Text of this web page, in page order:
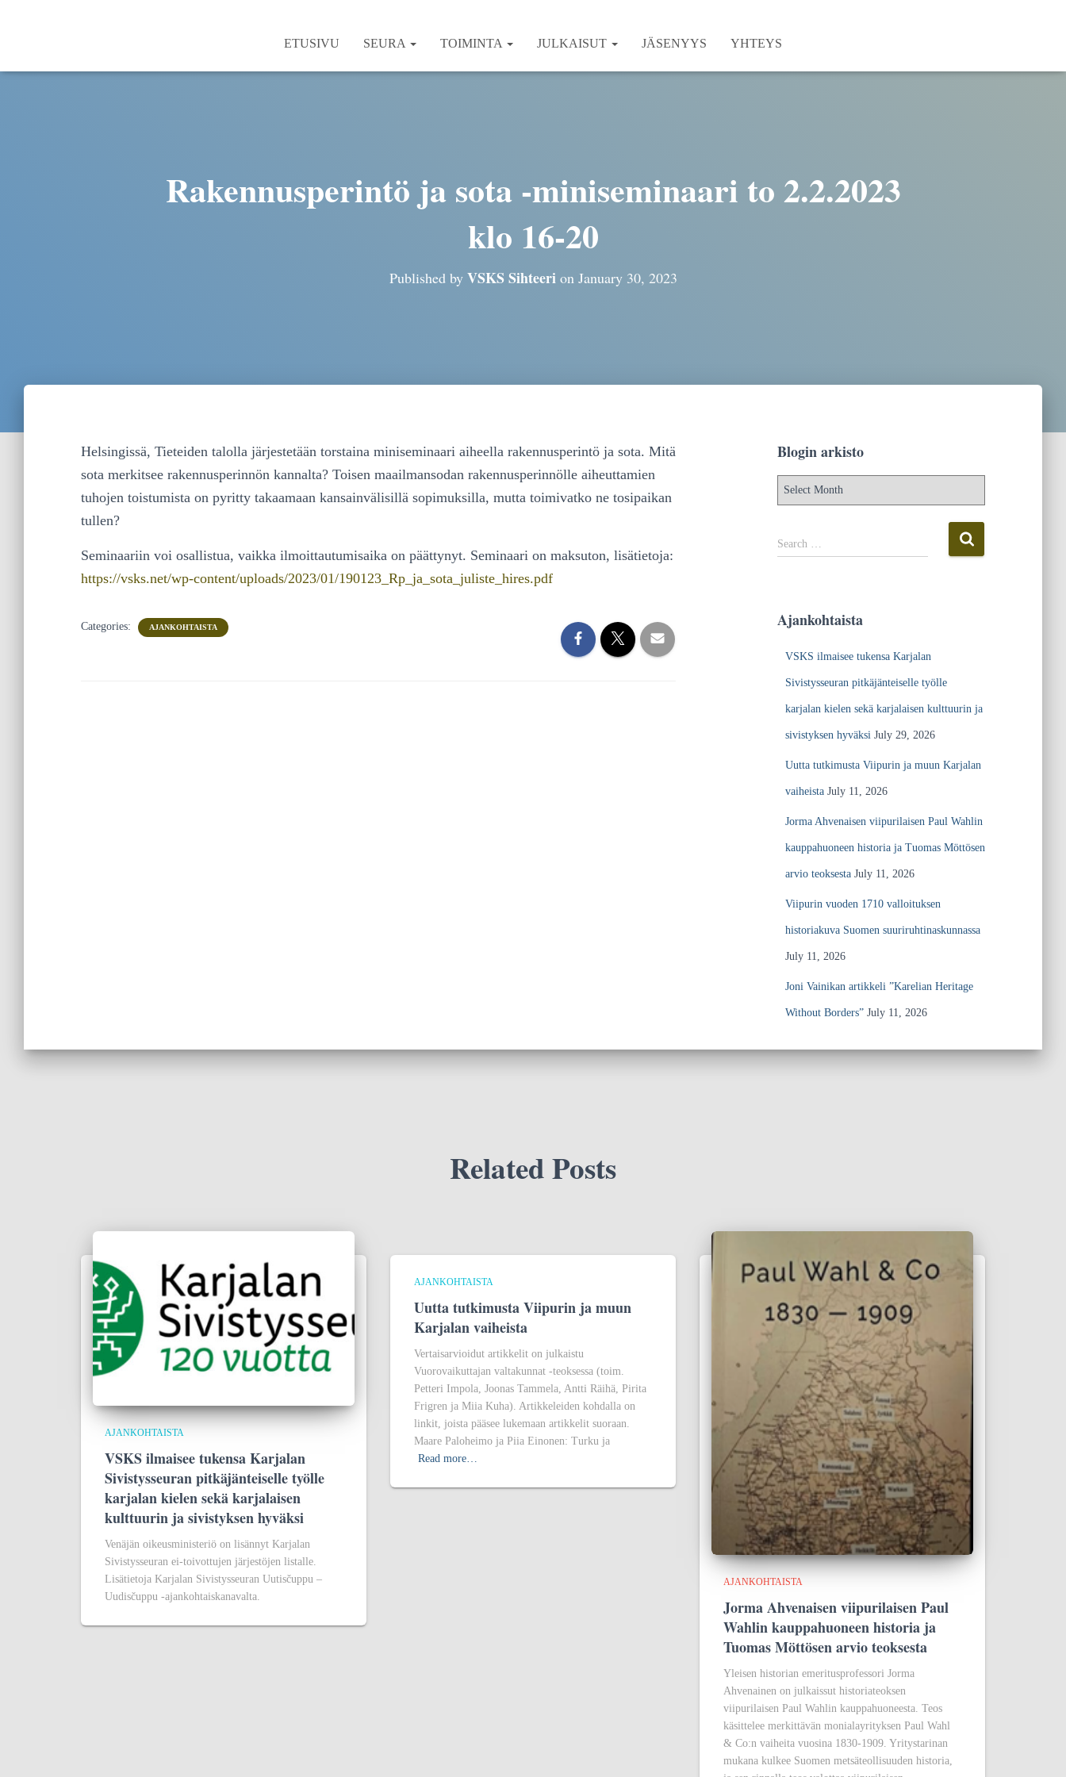
ETUSIVU SEURA TOIMINTA JULKAISUT JÄSENYYS YHTEYS
Rakennusperintö ja sota -miniseminaari to 2.2.2023
klo 16-20
Published by VSKS Sihteerion January 30, 2023
Helsingissä, Tieteiden talolla järjestetään torstaina miniseminaari aiheella rakennusperintö ja sota. Mitä
sota merkitsee rakennusperinnön kannalta? Toisen maailmansodan rakennusperinnölle aiheuttamien
tuhojen toistumista on pyritty takaamaan kansainvälisillä sopimuksilla, mutta toimivatko ne tosipaikan
tullen?
Seminaariin voi osallistua, vaikka ilmoittautumisaika on päättynyt. Seminaari on maksuton, lisätietoja:
https://vsks.net/wp-content/uploads/2023/01/190123_Rp_ja_sota_juliste_hires.pdf
Categories: AJANKOHTAISTA
Blogin arkisto
k
S
e
h
Search …
Ajankohtaista
VSKS ilmaisee tukensa Karjalan
Sivistysseuran pitkäjänteiselle työlle
karjalan kielen sekä karjalaisen kulttuurin ja
sivistyksen hyväksi July 29, 2026
Uutta tutkimusta Viipurin ja muun Karjalan
vaiheista July 11, 2026
Jorma Ahvenaisen viipurilaisen Paul Wahlin
kauppahuoneen historia ja Tuomas Möttösen
arvio teoksesta July 11, 2026
Viipurin vuoden 1710 valloituksen
historiakuva Suomen suuriruhtinaskunnassa
July 11, 2026
Joni Vainikan artikkeli ”Karelian Heritage
Without Borders” July 11, 2026
Related Posts
AJANKOHTAISTA
VSKS ilmaisee tukensa Karjalan
Sivistysseuran pitkäjänteiselle työlle
karjalan kielen sekä karjalaisen
kulttuurin ja sivistyksen hyväksi
Venäjän oikeusministeriö on lisännyt Karjalan
Sivistysseuran ei-toivottujen järjestöjen listalle.
Lisätietoja Karjalan Sivistysseuran Uutisčuppu –
Uudisčuppu -ajankohtaiskanavalta.
AJANKOHTAISTA
Uutta tutkimusta Viipurin ja muun
Karjalan vaiheista
Vertaisarvioidut artikkelit on julkaistu
Vuorovaikuttajan valtakunnat -teoksessa (toim.
Petteri Impola, Joonas Tammela, Antti Räihä, Pirita
Frigren ja Miia Kuha). Artikkeleiden kohdalla on
linkit, joista pääsee lukemaan artikkelit suoraan.
Maare Paloheimo ja Piia Einonen: Turku ja
Read more…
AJANKOHTAISTA
Jorma Ahvenaisen viipurilaisen Paul
Wahlin kauppahuoneen historia ja
Tuomas Möttösen arvio teoksesta
Yleisen historian emeritusprofessori Jorma
Ahvenainen on julkaissut historiateoksen
viipurilaisen Paul Wahlin kauppahuoneesta. Teos
käsittelee merkittävän monialayrityksen Paul Wahl
& Co:n vaiheita vuosina 1830-1909. Yritystarinan
mukana kulkee Suomen metsäteollisuuden historia,